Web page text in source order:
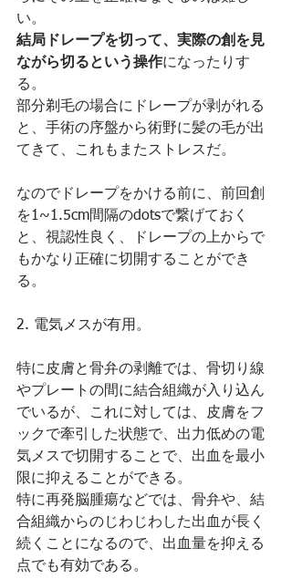
い。
結局ドレープを切って、実際の創を見
ながら切るという操作になったりす
る。
部分剃毛の場合にドレープが剥がれる
と、手術の序盤から術野に髪の毛が出
てきて、これもまたストレスだ。
なのでドレープをかける前に、前回創
を1~1.5cm間隔のdotsで繋げておく
と、視認性良く、ドレープの上からで
もかなり正確に切開することができ
る。
2. 電気メスが有用。
特に皮膚と骨弁の剥離では、骨切り線
やプレートの間に結合組織が入り込ん
でいるが、これに対しては、皮膚をフ
ックで牽引した状態で、出力低めの電
気メスで切開することで、出血を最小
限に抑えることができる。
特に再発脳腫瘍などでは、骨弁や、結
合組織からのじわじわした出血が長く
続くことになるので、出血量を抑える
点でも有効である。